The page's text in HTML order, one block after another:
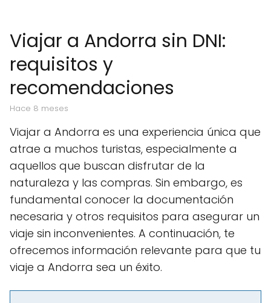
Viajar a Andorra sin DNI:
requisitos y
recomendaciones
hace 8 meses
Viajar a Andorra es una experiencia única que
atrae a muchos turistas, especialmente a
aquellos que buscan disfrutar de la
naturaleza y las compras. Sin embargo, es
fundamental conocer la documentación
necesaria y otros requisitos para asegurar un
viaje sin inconvenientes. A continuación, te
ofrecemos información relevante para que tu
viaje a Andorra sea un éxito.